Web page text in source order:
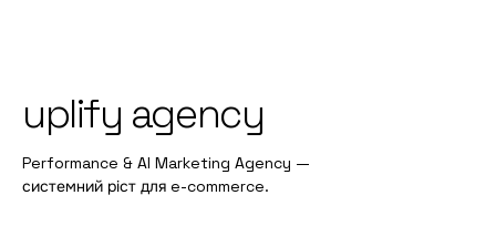
uplify agency
Performance & AI Marketing Agency —
системний ріст для e-commerce.